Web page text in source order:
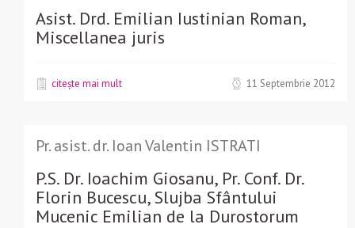
Asist. Drd. Emilian Iustinian Roman,
Miscellanea juris
citește mai mult 11 Septembrie 2012
Pr. asist. dr. Ioan Valentin ISTRATI
P.S. Dr. Ioachim Giosanu, Pr. Conf. Dr.
Florin Bucescu, Slujba Sfântului
Mucenic Emilian de la Durostorum